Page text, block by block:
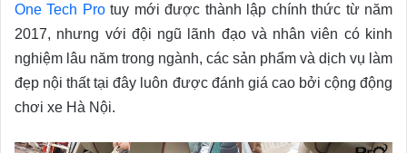
One Tech Protuy mới được thành lập chính thức từ năm
2017, nhưng với đội ngũ lãnh đạo và nhân viên có kinh
nghiệm lâu năm trong ngành, các sản phẩm và dịch vụ làm
đẹp nội thất tại đây luôn được đánh giá cao bởi cộng động
chơi xe Hà Nội.